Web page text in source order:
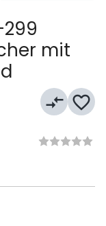
mit
compare_arrows favorite_border